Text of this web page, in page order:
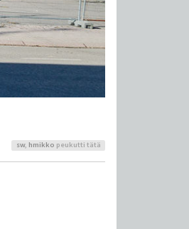
sw, hmikko peukutti tätä